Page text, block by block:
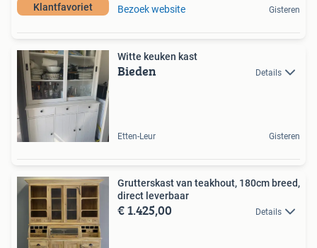
Klantfavoriet Bezoek website Gisteren
Witte keuken kast
Bieden Details
Etten-Leur Gisteren
Grutterskast van teakhout, 180cm breed,
direct leverbaar
€ 1.425,00 Details